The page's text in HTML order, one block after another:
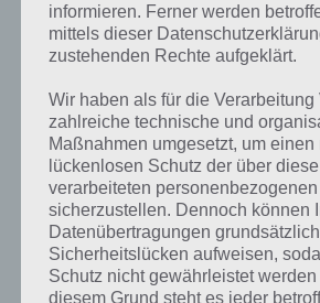
Kurze Begriffserklärung zur
Falle ist die Lösung für das tägliche Rätsel am
Wort, doch welche Bedeutung hat dieses
dazu zu wissen? Passt das Wort auch zu
Lösungen präsentieren wir daher auch immer
Begriffserklärung!
informieren. Ferner werden
mittels dieser
zustehenden Rechte aufgeklärt.
Wir haben als für die
zahlreiche technische und
Maßnahmen umgesetzt, um einen
lückenlosen Schutz der über
verarbeiteten
sicherzustellen. Dennoch können
Datenübertragungen grundsätzlich
Sicherheitslücken aufweisen,
Schutz nicht gewährleistet werden
diesem Grund steht es jeder